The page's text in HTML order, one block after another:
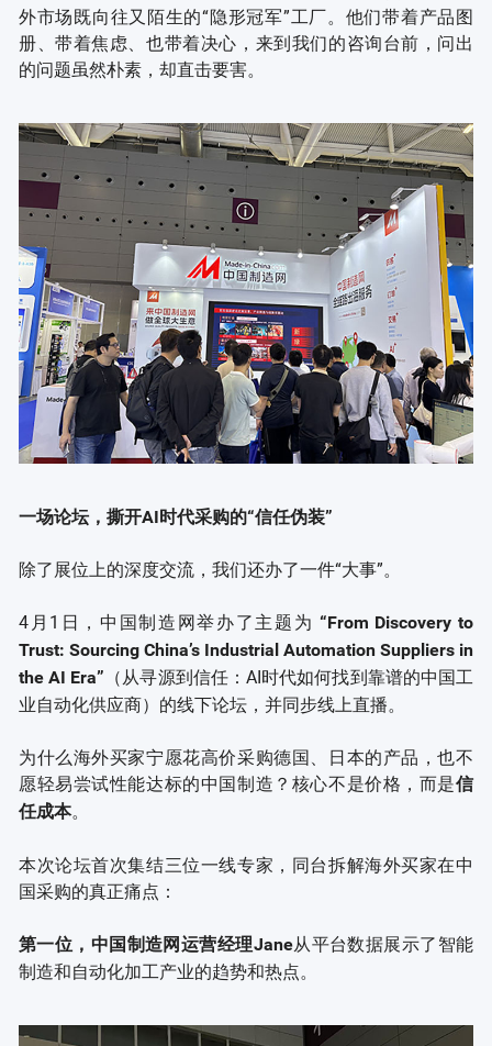
外市场既向往又陌生的“隐形冠军”工厂。他们带着产品图
册、带着焦虑、也带着决心，来到我们的咨询台前，问出
的问题虽然朴素，却直击要害。
一场论坛，撕开AI时代采购的“信任伪装”
除了展位上的深度交流，我们还办了一件“大事”。
4月1日，中国制造网举办了主题为 “From Discovery to
Trust: Sourcing China’s Industrial Automation Suppliers in
the AI Era” （从寻源到信任：AI时代如何找到靠谱的中国工
业自动化供应商）的线下论坛，并同步线上直播。
为什么海外买家宁愿花高价采购德国、日本的产品，也不
愿轻易尝试性能达标的中国制造？核心不是价格，而是信
任成本。
本次论坛首次集结三位一线专家，同台拆解海外买家在中
国采购的真正痛点：
第一位，中国制造网运营经理Jane从平台数据展示了智能
制造和自动化加工产业的趋势和热点。